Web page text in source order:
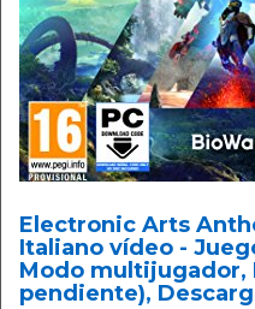
Electronic Arts
Italiano vídeo -
Modo multijugador,
pendiente),